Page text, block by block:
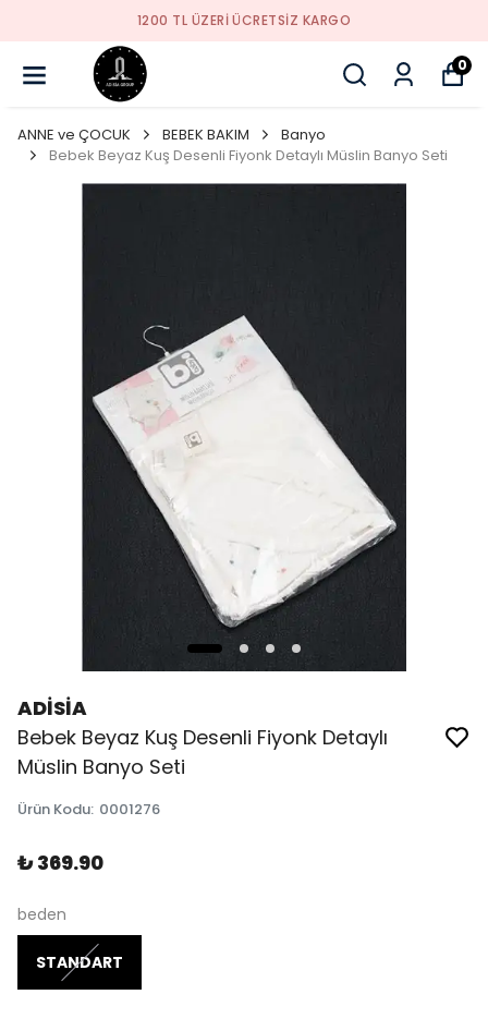
YENI SEZON ÜRÜNLER
0
ANNE ve ÇOCUK BEBEK BAKIM
Banyo
Bebek Beyaz Kuş Desenli Fiyonk Detaylı Müslin Banyo Seti
ADİSİA
Bebek Beyaz Kuş Desenli Fiyonk Detaylı
Müslin Banyo Seti
Ürün Kodu: 0001276
₺ 369.90
beden
STANDART